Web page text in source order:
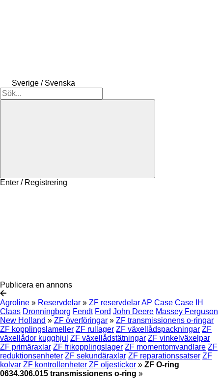
Sverige / Svenska
Enter / Registrering
Publicera en annons
Agroline » Reservdelar » ZF reservdelarAP Case Case IH
Claas Dronningborg Fendt Ford John Deere Massey Ferguson
New Holland » ZF överföringar » ZF transmissionens o-ringar
ZF kopplingslameller ZF rullager ZF växellådspackningar ZF
växellådor kugghjul ZF växellådstätningar ZF vinkelväxelpar
ZF primäraxlar ZF frikopplingslager ZF momentomvandlare ZF
reduktionsenheter ZF sekundäraxlar ZF reparationssatser ZF
kolvar ZF kontrollenheter ZF oljestickor » ZF O-ring
0634.306.015 transmissionens o-ring »